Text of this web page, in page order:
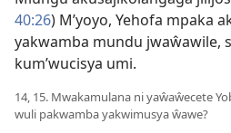
40:26) M’yoyo, Yehofa mpaka
yakwamba mundu jwaŵawile,
kum’wucisya umi.
14, 15. Mwakamulana ni yaŵaŵecete
wuli pakwamba yakwimusya ŵawe?